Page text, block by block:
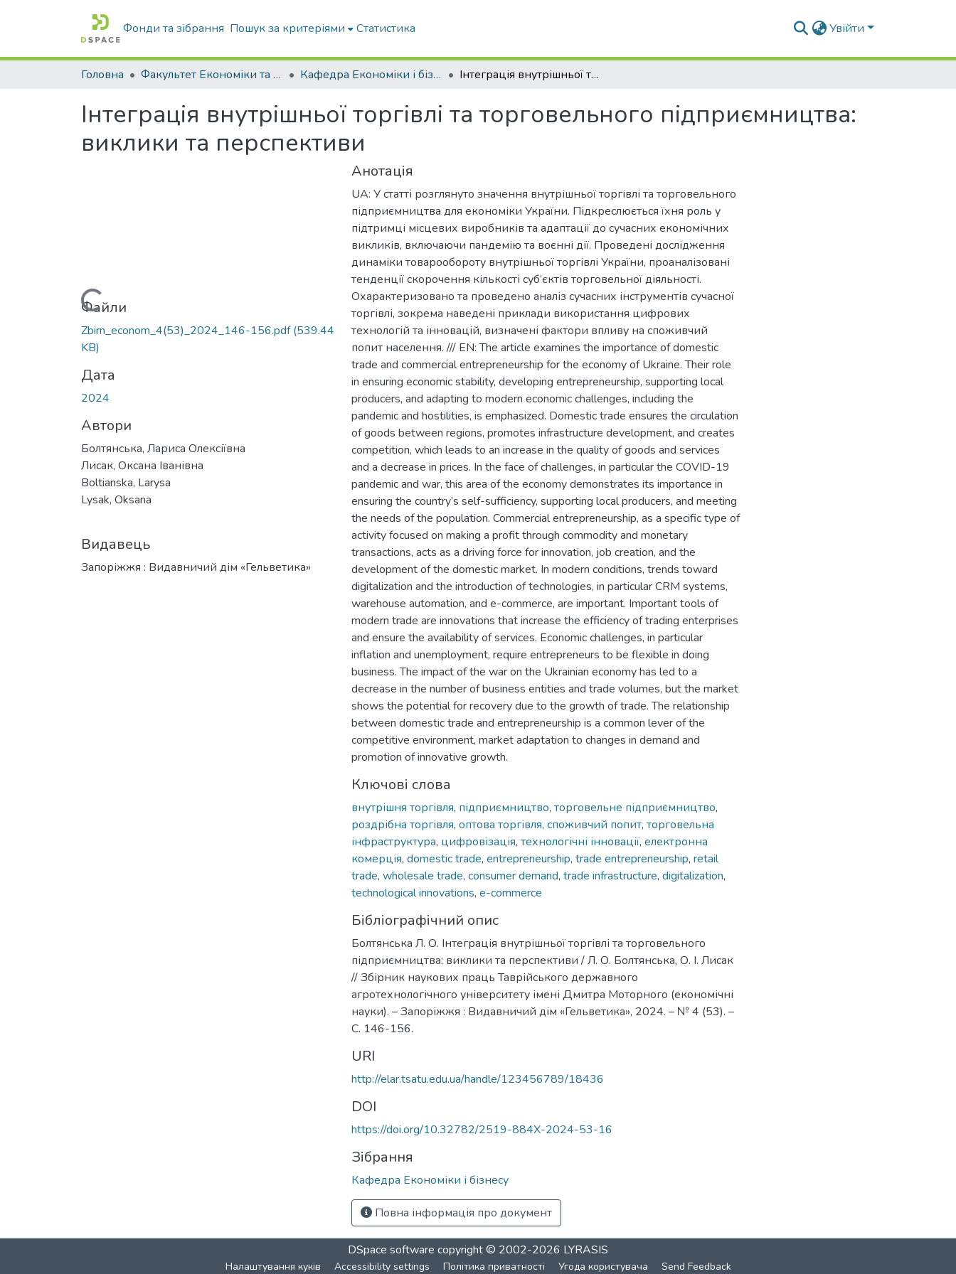
Фонди та зібрання Пошук за критеріями Статистика Увійти
Головна Факультет Економіки та бізнесу Кафедра Економіки і бізнесу Інтеграція внутрішньої торгівлі та торговельного підприємництва: виклики та перспективи
Інтеграція внутрішньої торгівлі та торговельного підприємництва:
виклики та перспективи
Вантажиться...Файли
Zbirn_econom_4(53)_2024_146-156.pdf(539.44
KB)
Дата
2024
Автори
Болтянська, Лариса Олексіївна
Лисак, Оксана Іванівна
Boltianska, Larysa
Lysak, Oksana
Видавець
Запоріжжя : Видавничий дім «Гельветика»
Анотація
UA: У статті розглянуто значення внутрішньої торгівлі та торговельного
підприємництва для економіки України. Підкреслюється їхня роль у
підтримці місцевих виробників та адаптації до сучасних економічних
викликів, включаючи пандемію та воєнні дії. Проведені дослідження
динаміки товарообороту внутрішньої торгівлі України, проаналізовані
тенденції скорочення кількості суб’єктів торговельної діяльності.
Охарактеризовано та проведено аналіз сучасних інструментів сучасної
торгівлі, зокрема наведені приклади використання цифрових
технологій та інновацій, визначені фактори впливу на споживчий
попит населення. /// EN: The article examines the importance of domestic
trade and commercial entrepreneurship for the economy of Ukraine. Their role
in ensuring economic stability, developing entrepreneurship, supporting local
producers, and adapting to modern economic challenges, including the
pandemic and hostilities, is emphasized. Domestic trade ensures the circulation
of goods between regions, promotes infrastructure development, and creates
competition, which leads to an increase in the quality of goods and services
and a decrease in prices. In the face of challenges, in particular the COVID-19
pandemic and war, this area of the economy demonstrates its importance in
ensuring the country’s self-sufficiency, supporting local producers, and meeting
the needs of the population. Commercial entrepreneurship, as a specific type of
activity focused on making a profit through commodity and monetary
transactions, acts as a driving force for innovation, job creation, and the
development of the domestic market. In modern conditions, trends toward
digitalization and the introduction of technologies, in particular CRM systems,
warehouse automation, and e-commerce, are important. Important tools of
modern trade are innovations that increase the efficiency of trading enterprises
and ensure the availability of services. Economic challenges, in particular
inflation and unemployment, require entrepreneurs to be flexible in doing
business. The impact of the war on the Ukrainian economy has led to a
decrease in the number of business entities and trade volumes, but the market
shows the potential for recovery due to the growth of trade. The relationship
between domestic trade and entrepreneurship is a common lever of the
competitive environment, market adaptation to changes in demand and
promotion of innovative growth.
Ключові слова
внутрішня торгівля, підприємництво, торговельне підприємництво,
роздрібна торгівля, оптова торгівля, споживчий попит, торговельна
інфраструктура, цифровізація, технологічні інновації, електронна
комерція, domestic trade, entrepreneurship, trade entrepreneurship, retail
trade, wholesale trade, consumer demand, trade infrastructure, digitalization,
technological innovations, e-commerce
Бібліографічний опис
Болтянська Л. О. Інтеграція внутрішньої торгівлі та торговельного
підприємництва: виклики та перспективи / Л. О. Болтянська, О. І. Лисак
// Збірник наукових праць Таврійського державного
агротехнологічного університету імені Дмитра Моторного (економічні
науки). – Запоріжжя : Видавничий дім «Гельветика», 2024. – № 4 (53). –
С. 146-156.
URI
http://elar.tsatu.edu.ua/handle/123456789/18436
DOI
https://doi.org/10.32782/2519-884X-2024-53-16
Зібрання
Кафедра Економіки і бізнесу
Повна інформація про документ
DSpace software copyright © 2002-2026 LYRASIS
Налаштування куків Accessibility settings Політика приватності Угода користувача Send Feedback